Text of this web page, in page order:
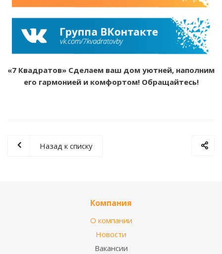
«7 Квадратов» Сделаем ваш дом уютней, наполним
его гармонией и комфортом! Обращайтесь!
Назад к списку
Компания
О компании
Новости
Вакансии